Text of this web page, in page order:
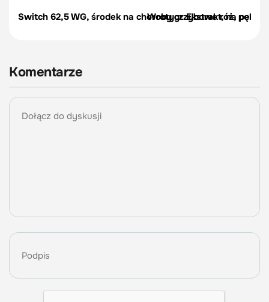
Switch 62,5 WG, środek na choroby grzybowe róż,
Wrotycz Ekstrakt, na
Komentarze